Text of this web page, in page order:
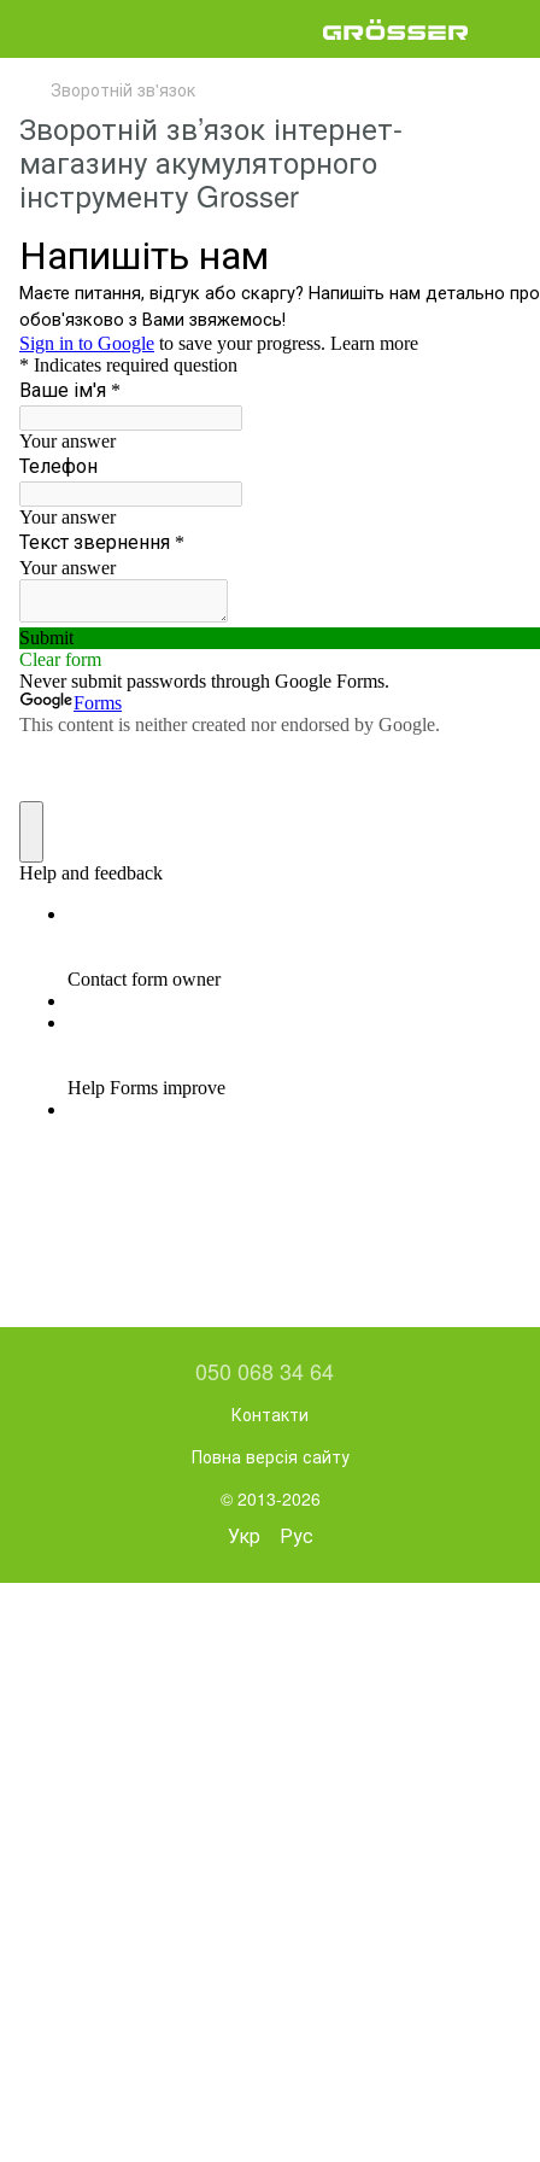
Зворотній зв'язок
Зворотній зв’язок інтернет-
магазину акумуляторного
інструменту Grosser
050 068 34 64
Контакти
Повна версія сайту
© 2013-2026
Укр Рус